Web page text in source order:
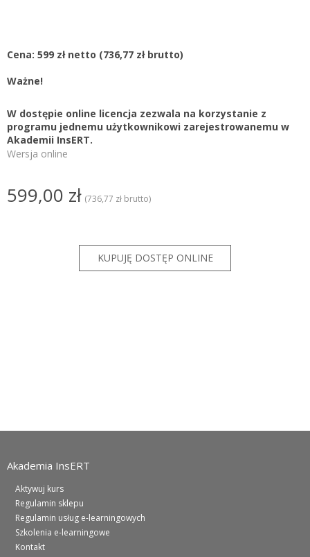
Cena: 599 zł netto (736,77 zł brutto)
Ważne!
W dostępie online licencja zezwala na korzystanie z
programu jednemu użytkownikowi zarejestrowanemu w
Akademii InsERT.
Wersja online
599,00 zł (736,77 zł brutto)
Akademia InsERT
Aktywuj kurs
Regulamin sklepu
Regulamin usług e-learningowych
Szkolenia e-learningowe
Kontakt